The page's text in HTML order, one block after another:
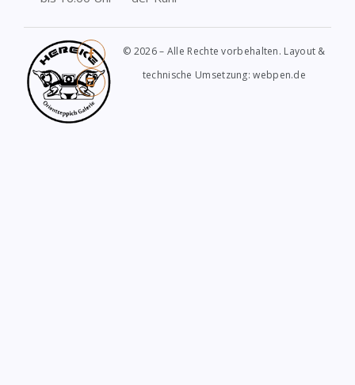
© 2026 – Alle Rechte vorbehalten. Layout &
technische Umsetzung: webpen.de